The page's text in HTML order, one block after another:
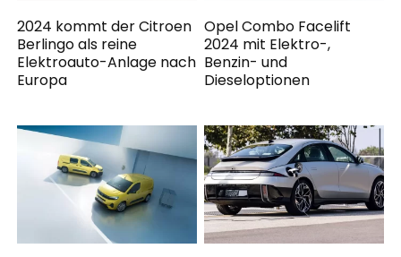
2024 kommt der Citroen
Berlingo als reine
Elektroauto-Anlage nach
Europa
Opel Combo Facelift
2024 mit Elektro-,
Benzin- und
Dieseloptionen